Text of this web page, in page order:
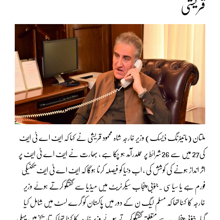
ملتان (مانیٹرنگ ڈیسک) وزیر خارجہ شاہ محمود قریشی نے کہا کہ ایف اے ٹی ایف
کی27 میں سے 26شرائط پر عملدرآمد ہو چکا ہے ، بھارت نے ایف اے ٹی ایف پر
اثر انداز ہونے کی کوشش کی ، اب دنیا کو فیصلہ کرنا ہوگا کہ ایف اے ٹی ایف تکنیکی
فورم ہے یا سیاسی ۔جنوبی پنجاب سیکرٹریٹ میں میڈیا سے گفتگو کرتے ہوئے وزیر
خارجہ کا کہناتھا کہ مسلم لیگ ن کے دور میں پاکستان کو گرے لسٹ میں شامل کیا